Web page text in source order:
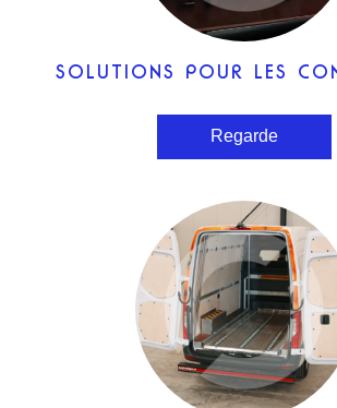
SOLUTIONS POUR LES
Regarde